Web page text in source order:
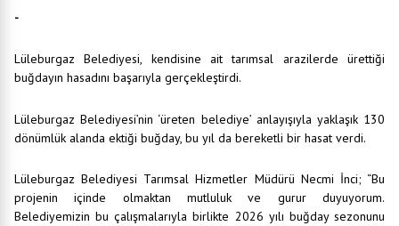
-
Lüleburgaz Belediyesi, kendisine ait tarımsal arazilerde ürettiği
buğdayın hasadını başarıyla gerçekleştirdi.
Lüleburgaz Belediyesi’nin ‘üreten belediye’ anlayışıyla yaklaşık 130
dönümlük alanda ektiği buğday, bu yıl da bereketli bir hasat verdi.
Lüleburgaz Belediyesi Tarımsal Hizmetler Müdürü Necmi İnci; “Bu
projenin içinde olmaktan mutluluk ve gurur duyuyorum.
Belediyemizin bu çalışmalarıyla birlikte 2026 yılı buğday sezonunu